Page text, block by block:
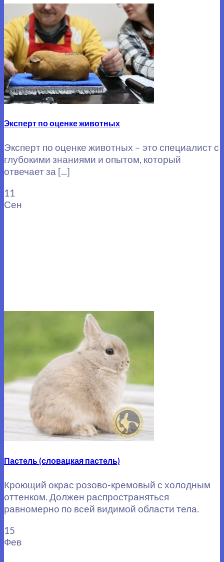
Эксперт по оценке животных
Эксперт по оценке животных – это специалист с
глубокими знаниями и опытом, который
отвечает за [...]
11
Сен
Пастель (словацкая пастель)
Кроющий окрас розово-кремовый с холодным
оттенком. Должен распространяться
равномерно по всей видимой области тела.
15
Фев